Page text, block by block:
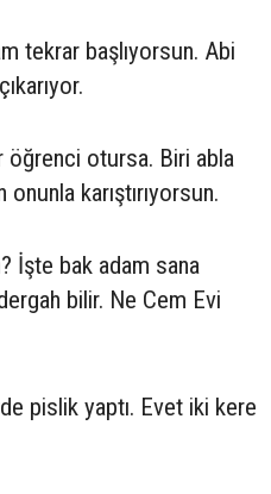
tekrar başlıyorsun. Abi
öğrenci otursa. Biri abla
karıştırıyorsun.
İşte bak adam sana
bilir. Ne Cem Evi
pislik yaptı. Evet iki kere